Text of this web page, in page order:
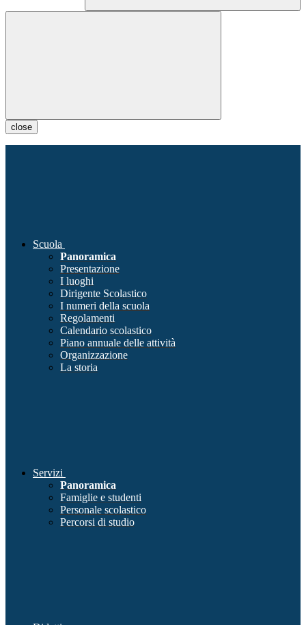
close
Scuola
Panoramica
Presentazione
I luoghi
Dirigente Scolastico
I numeri della scuola
Regolamenti
Calendario scolastico
Piano annuale delle attività
Organizzazione
La storia
Servizi
Panoramica
Famiglie e studenti
Personale scolastico
Percorsi di studio